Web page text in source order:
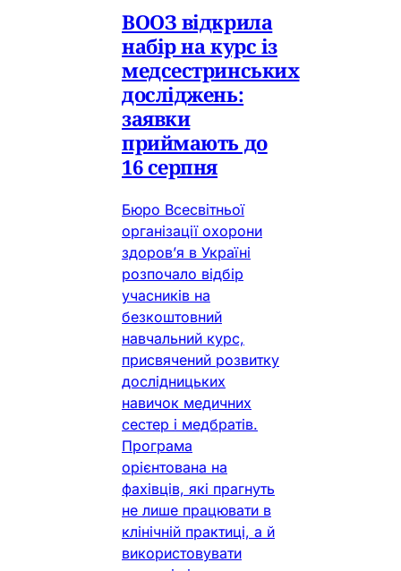
ВООЗ відкрила
набір на курс із
медсестринських
досліджень:
заявки
приймають до
16 серпня
Бюро Всесвітньої
організації охорони
здоров’я в Україні
розпочало відбір
учасників на
безкоштовний
навчальний курс,
присвячений розвитку
дослідницьких
навичок медичних
сестер і медбратів.
Програма
орієнтована на
фахівців, які прагнуть
не лише працювати в
клінічній практиці, а й
використовувати